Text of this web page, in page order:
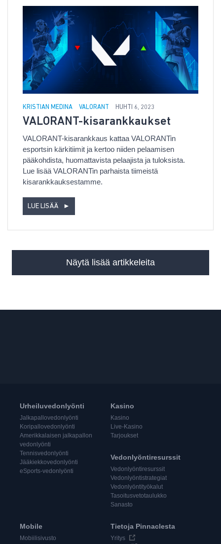
KRISTIAN MEDINA VALORANT HUHTI 6, 2023
VALORANT-kisarankkaukset
VALORANT-kisarankkaus kattaa VALORANTin
esportsin kärkitiimit ja kertoo niiden pelaamisen
pääkohdista, huomattavista pelaajista ja tuloksista.
Lue lisää VALORANTin parhaista tiimeistä
kisarankkauksestamme.
LUE LISÄÄ ►
Näytä lisää artikkeleita
Urheiluvedonlyönti
Jalkapallovedonlyönti
Koripallovedonlyönti
Amerikkalaisen jalkapallon
vedonlyönti
Tennisvedonlyönti
Jääkiekkovedonlyönti
eSports-vedonlyönti
Kasino
Kasino
Live-Kasino
Tarjoukset
Vedonlyöntiresurssit
Vedonlyöntiresurssit
Vedonlyöntistrategiat
Vedonlyöntityökalut
Tasoitusvetotaulukko
Sanasto
Mobile
Mobiilisivusto
Tietoja Pinnaclesta
Yritys